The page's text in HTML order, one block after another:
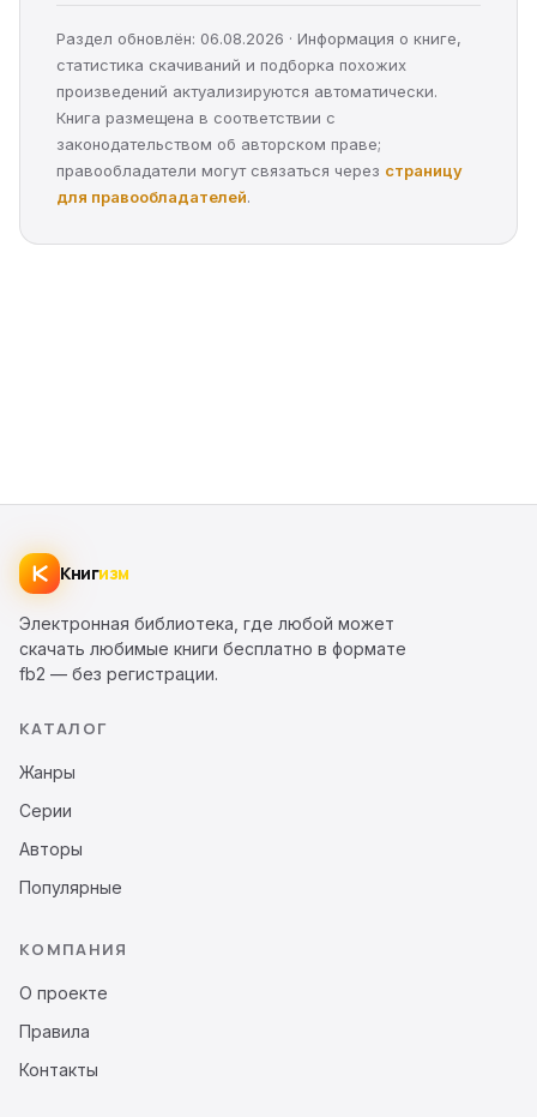
Раздел обновлён: 06.08.2026 · Информация о книге,
статистика скачиваний и подборка похожих
произведений актуализируются автоматически.
Книга размещена в соответствии с
законодательством об авторском праве;
правообладатели могут связаться через страницу
для правообладателей.
Книгизм
Электронная библиотека, где любой может
скачать любимые книги бесплатно в формате
fb2 — без регистрации.
КАТАЛОГ
Жанры
Серии
Авторы
Популярные
КОМПАНИЯ
О проекте
Правила
Контакты